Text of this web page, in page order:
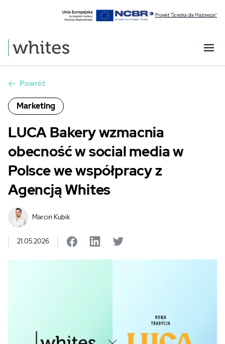
Projekt "Ścieżka dla Mazowsza"
Powrót
Marketing
LUCA Bakery wzmacnia
obecność w social media w
Polsce we współpracy z
Agencją Whites
Marcin Kubik
21.05.2026